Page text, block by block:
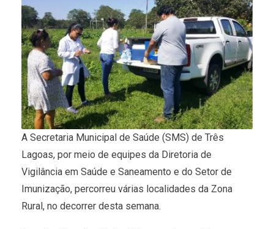
A Secretaria Municipal de Saúde (SMS) de Três
Lagoas, por meio de equipes da Diretoria de
Vigilância em Saúde e Saneamento e do Setor de
Imunização, percorreu várias localidades da Zona
Rural, no decorrer desta semana.